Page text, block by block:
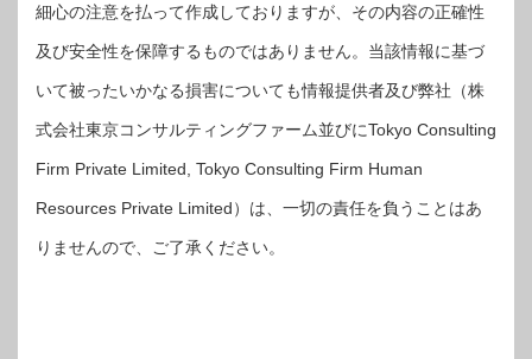
細心の注意を払って作成しておりますが、その内容の正確性
及び安全性を保障するものではありません。当該情報に基づ
いて被ったいかなる損害についても情報提供者及び弊社（株
式会社東京コンサルティングファーム並びにTokyo Consulting
Firm Private Limited, Tokyo Consulting Firm Human
Resources Private Limited）は、一切の責任を負うことはあ
りませんので、ご了承ください。